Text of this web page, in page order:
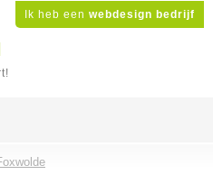
Ik heb een webdesign bedrijf